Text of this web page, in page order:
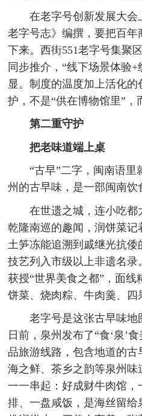
在老字号创新发展大会
老字号志》编撰，要把百
下来。西街551老字号集聚
同步推介，“线下场景体验
显。制度的温度加上活化
护，不是“供在博物馆里”，
第二重守护
把老味道端上桌
“古早”二字，闽南语里
州的古早味，是一部闽南饮
在世遗之城，连小吃
乾隆南巡的趣闻，润饼菜记
土笋冻能追溯到戚继光抗
技艺列入市级以上非遗名录
获授“世界美食之都”，面
饼菜、烧肉粽、牛肉羹、四
老字号是这张古早味地
日前，泉州发布了“食‘泉’
品旅游线路，包含地道的
海之鲜、茶乡之韵等泉州
一一串起：好成财牛肉馆
排、一盘咸饭，是海丝留